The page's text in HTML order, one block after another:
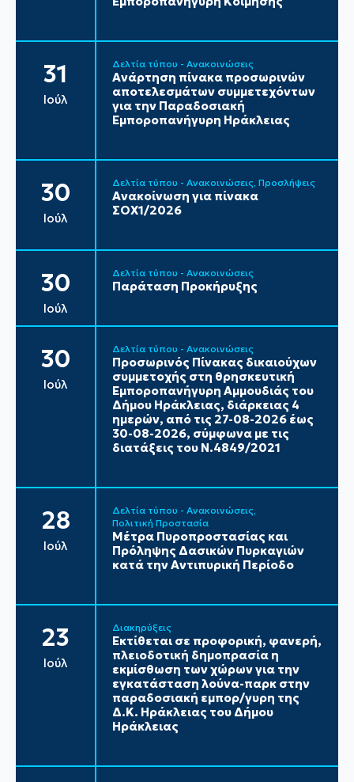
31
Ιούλ
Δελτία τύπου - Ανακοινώσεις
Ανάρτηση πίνακα προσωρινών
αποτελεσμάτων συμμετεχόντων
για την Παραδοσιακή
Εμποροπανήγυρη Ηράκλειας
30
Ιούλ
Δελτία τύπου - Ανακοινώσεις Προσλήψεις
Ανακοίνωση για πίνακα
ΣΟΧ1/2026
30
Ιούλ
Δελτία τύπου - Ανακοινώσεις
Παράταση Προκήρυξης
30
Ιούλ
Δελτία τύπου - Ανακοινώσεις
Προσωρινός Πίνακας δικαιούχων
συμμετοχής στη θρησκευτική
Εμποροπανήγυρη Αμμουδιάς του
Δήμου Ηράκλειας, διάρκειας 4
ημερών, από τις 27-08-2026 έως
30-08-2026, σύμφωνα με τις
διατάξεις του Ν.4849/2021
28
Ιούλ
Δελτία τύπου - Ανακοινώσεις
Πολιτική Προστασία
Μέτρα Πυροπροστασίας και
Πρόληψης Δασικών Πυρκαγιών
κατά την Αντιπυρική Περίοδο
23
Ιούλ
Διακηρύξεις
Εκτίθεται σε προφορική, φανερή,
πλειοδοτική δημοπρασία η
εκμίσθωση των χώρων για την
εγκατάσταση λούνα-παρκ στην
παραδοσιακή εμπορ/γυρη της
Δ.Κ. Ηράκλειας του Δήμου
Ηράκλειας